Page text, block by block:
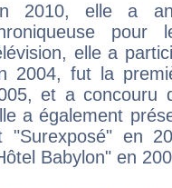
2010, elle a
elle a
2004, fut la
et a concouru
a également
"Surexposé" en
Babylon" en